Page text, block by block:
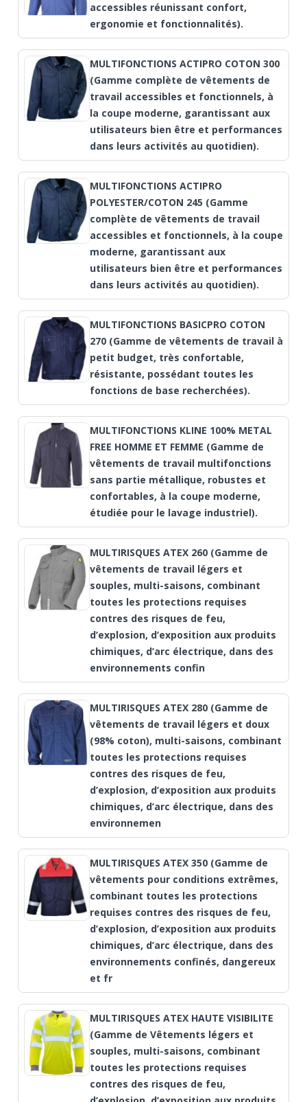
accessibles réunissant confort,
ergonomie et fonctionnalités).
MULTIFONCTIONS ACTIPRO COTON 300
(Gamme complète de vêtements de
travail accessibles et fonctionnels, à
la coupe moderne, garantissant aux
utilisateurs bien être et performances
dans leurs activités au quotidien).
MULTIFONCTIONS ACTIPRO
POLYESTER/COTON 245 (Gamme
complète de vêtements de travail
accessibles et fonctionnels, à la coupe
moderne, garantissant aux
utilisateurs bien être et performances
dans leurs activités au quotidien).
MULTIFONCTIONS BASICPRO COTON
270 (Gamme de vêtements de travail à
petit budget, très confortable,
résistante, possédant toutes les
fonctions de base recherchées).
MULTIFONCTIONS KLINE 100% METAL
FREE HOMME ET FEMME (Gamme de
vêtements de travail multifonctions
sans partie métallique, robustes et
confortables, à la coupe moderne,
étudiée pour le lavage industriel).
MULTIRISQUES ATEX 260 (Gamme de
vêtements de travail légers et
souples, multi-saisons, combinant
toutes les protections requises
contres des risques de feu,
d’explosion, d’exposition aux produits
chimiques, d’arc électrique, dans des
environnements confin
MULTIRISQUES ATEX 280 (Gamme de
vêtements de travail légers et doux
(98% coton), multi-saisons, combinant
toutes les protections requises
contres des risques de feu,
d’explosion, d’exposition aux produits
chimiques, d’arc électrique, dans des
environnemen
MULTIRISQUES ATEX 350 (Gamme de
vêtements pour conditions extrêmes,
combinant toutes les protections
requises contres des risques de feu,
d’explosion, d’exposition aux produits
chimiques, d’arc électrique, dans des
environnements confinés, dangereux
et fr
MULTIRISQUES ATEX HAUTE VISIBILITE
(Gamme de Vêtements légers et
souples, multi-saisons, combinant
toutes les protections requises
contres des risques de feu,